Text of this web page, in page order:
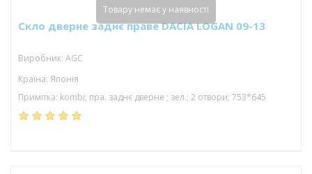
Скло дверне заднє праве DACIA LOGAN 09-13
Виробник: AGC
Країна: Японія
Примітка: kombi; пра. заднє дверне ; зел.; 2 отвори; 753*645
Товару немає у наявності